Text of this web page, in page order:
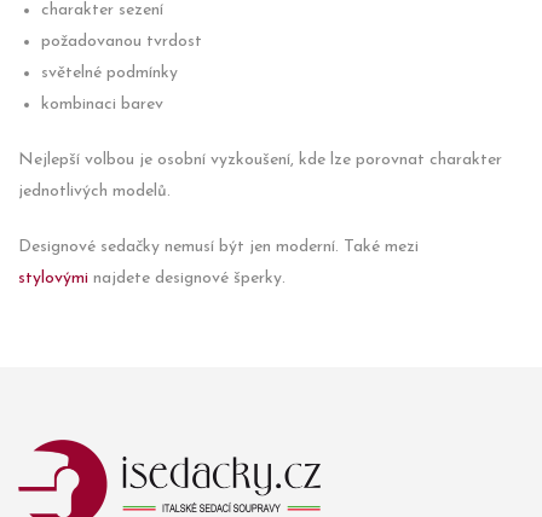
charakter sezení
požadovanou tvrdost
světelné podmínky
kombinaci barev
Nejlepší volbou je osobní vyzkoušení, kde lze porovnat charakter
jednotlivých modelů.
Designové sedačky nemusí být jen moderní. Také mezi
stylovými najdete designové šperky.